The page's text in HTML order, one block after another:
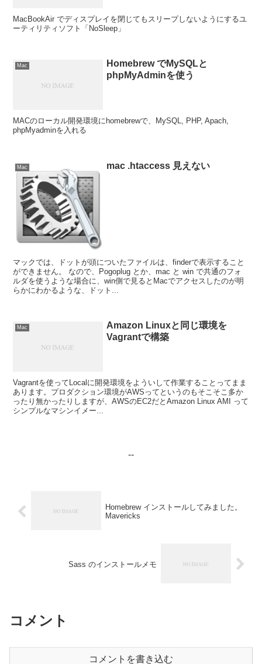
MacBookAir でディスプレイを閉じてもスリープしないようにするユ
ーティリティソフト「NoSleep」
Mac
Homebrew でMySQLと
phpMyAdminを使う
MACのローカル開発環境にhomebrewで、MySQL, PHP, Apach,
phpMyadminを入れる
Mac mac .htaccess 見えない
マックでは、ドットが頭についたファイルは、finderで表示すること
ができません。 なので、Pogoplug とか、mac と win で共通のフォ
ルダを使うような場合に、win側で見るとMacでアクセスしたのが明
らかにわかるような、ドット...
Mac
Amazon Linuxと同じ環境を
Vagrantで構築
Vagrantを使ってLocalに開発環境をよういして作業することってまま
あります。プロダクション環境がAWSってというのもそこそこ多か
ったり無かったりしますが、AWSのEC2だとAmazon Linux AMI って
シンプルなマシンイメー...
--
Homebrew インストールしてみました。
Mavericks
Sass のインストールメモ
コメント
コメントを書き込む